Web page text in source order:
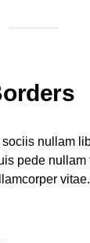
nullam
pede
vitae.